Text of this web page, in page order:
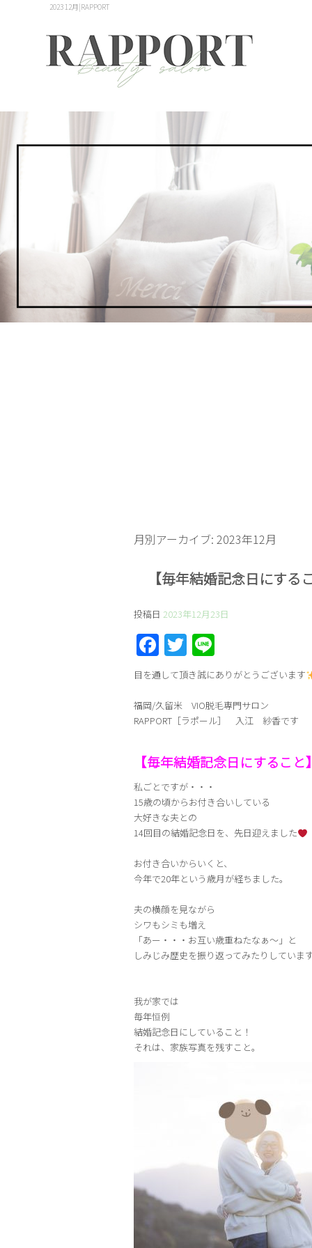
2023 12月|RAPPORT
月別アーカイブ: 2023年12月
【毎年結婚記念日にする
投稿日 2023年12月23日
Facebook
Twitter
目を通して頂き誠にありがとうございます
福岡/久留米 VIO脱毛専門サロン
RAPPORT［ラポール］ 入江 紗香です
【毎年結婚記念日にすること
私ごとですが・・・
15歳の頃からお付き合いしている
大好きな夫との
14回目の結婚記念日を、先日迎えました
お付き合いからいくと、
今年で20年という歳月が経ちました。
夫の横顔を見ながら
シワもシミも増え
「あー・・・お互い歳重ねたなぁ〜」と
しみじみ歴史を振り返ってみたりしていま
我が家では
毎年恒例
結婚記念日にしていること！
それは、家族写真を残すこと。